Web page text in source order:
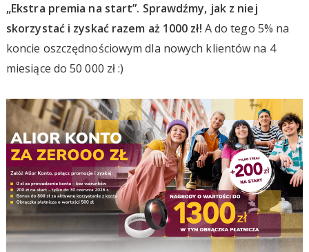
„Ekstra premia na start”. Sprawdźmy, jak z niej
skorzystać i zyskać razem aż 1000 zł! A do tego 5% na
koncie oszczędnościowym dla nowych klientów na 4
miesiące do 50 000 zł :)